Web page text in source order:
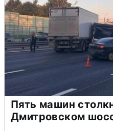
Пять машин
Дмитровском